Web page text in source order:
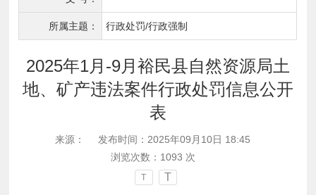
所属主题： 行政处罚/行政强制
2025年1月-9月裕民县自然资源局土
地、矿产违法案件行政处罚信息公开
表
来源：
发布时间：2025年09月10日 18:45
浏览次数： 1093 次
T T